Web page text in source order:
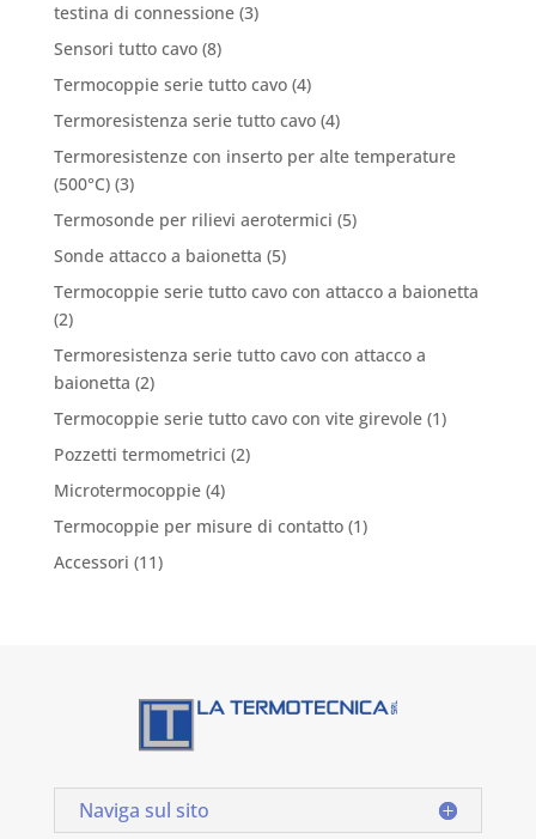
testina di connessione (3)
Sensori tutto cavo (8)
Termocoppie serie tutto cavo (4)
Termoresistenza serie tutto cavo (4)
Termoresistenze con inserto per alte temperature
(500°C) (3)
Termosonde per rilievi aerotermici (5)
Sonde attacco a baionetta (5)
Termocoppie serie tutto cavo con attacco a baionetta
(2)
Termoresistenza serie tutto cavo con attacco a
baionetta (2)
Termocoppie serie tutto cavo con vite girevole (1)
Pozzetti termometrici (2)
Microtermocoppie (4)
Termocoppie per misure di contatto (1)
Accessori (11)
Naviga sul sito